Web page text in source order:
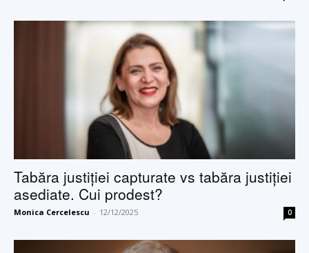
Tabăra justiției capturate vs tabăra justiției
asediate. Cui prodest?
Monica Cercelescu - 12/12/2025 0